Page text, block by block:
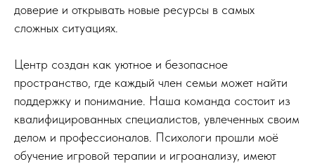
доверие и открывать новые ресурсы в самых
сложных ситуациях.
Центр создан как уютное и безопасное
пространство, где каждый член семьи может найти
поддержку и понимание. Наша команда состоит из
квалифицированных специалистов, увлеченных своим
делом и профессионалов. Психологи прошли моё
обучение игровой терапии и игроанализу, имеют